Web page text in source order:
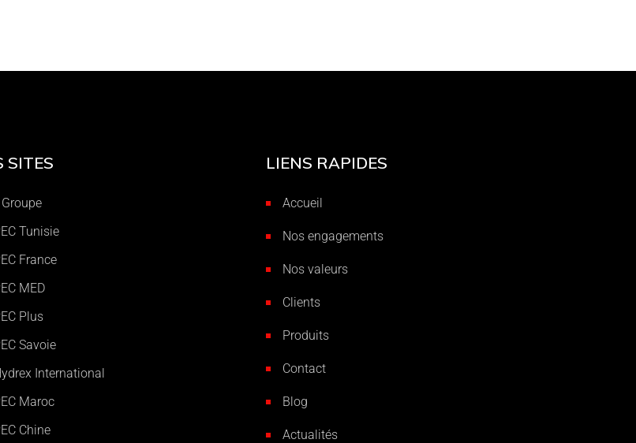
SITES
Groupe
Tunisie
France
MED
Plus
Savoie
International
Maroc
Chine
LIENS RAPIDES
Accueil
Nos engagements
Nos valeurs
Clients
Produits
Contact
Blog
Actualités